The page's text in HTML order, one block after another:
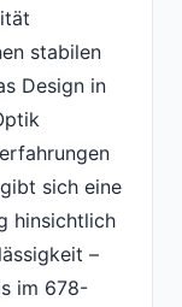
stabilen
Design in
sich eine
hinsichtlich
–
im 678-